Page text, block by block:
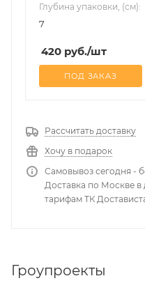
Глубина упаковки, (см):
7
420 руб./шт
ПОД ЗАКАЗ
Рассчитать доставку
Хочу в подарок
Самовывоз сегодня -
Доставка по Москве в
тарифам ТК
Гроупроекты